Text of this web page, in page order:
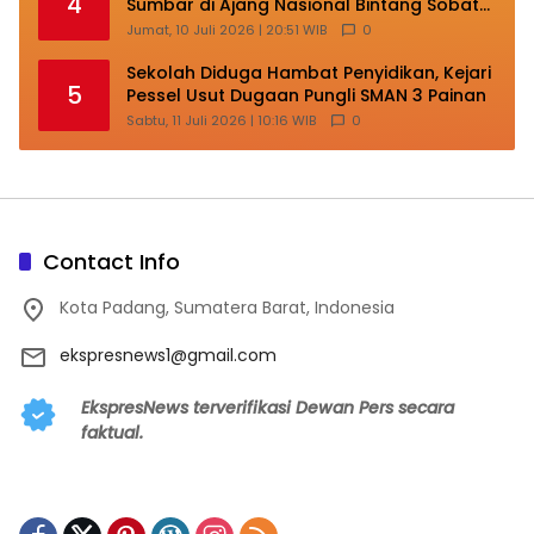
SMP
Jumat, 10 Juli 2026 | 20:51 WIB 0
5
Sekolah Diduga Hambat Penyidikan, Kejari
Pessel Usut Dugaan Pungli SMAN 3 Painan
Sabtu, 11 Juli 2026 | 10:16 WIB 0
Contact Info
Kota Padang, Sumatera Barat, Indonesia
ekspresnews1@gmail.com
EkspresNews terverifikasi Dewan Pers secara
faktual.